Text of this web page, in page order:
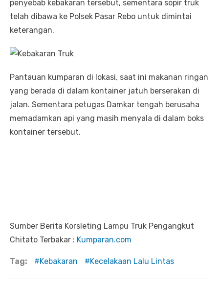
penyebab kebakaran tersebut, sementara sopir truk
telah dibawa ke Polsek Pasar Rebo untuk dimintai
keterangan.
Pantauan kumparan di lokasi, saat ini makanan ringan
yang berada di dalam kontainer jatuh berserakan di
jalan. Sementara petugas Damkar tengah berusaha
memadamkan api yang masih menyala di dalam boks
kontainer tersebut.
Sumber Berita Korsleting Lampu Truk Pengangkut
Chitato Terbakar : Kumparan.com
Tag: Kebakaran Kecelakaan Lalu Lintas